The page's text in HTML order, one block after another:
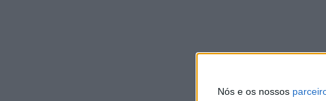
Nós e os nossos